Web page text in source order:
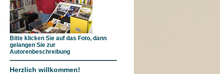
Bitte klicken Sie auf das Foto, dann
gelangen Sie zur
Autorenbeschreibung
Herzlich willkommen!